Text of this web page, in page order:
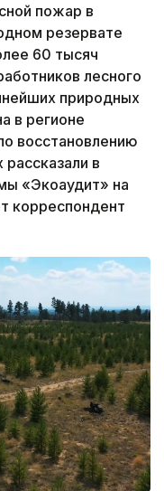
пожар в
резервате
60 тысяч
лесного
природных
в регионе
восстановлению
в
«Экоаудит» на
корреспондент